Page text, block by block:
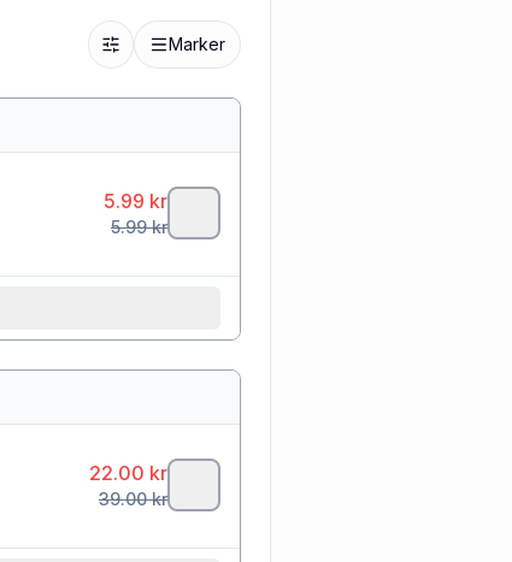
Marker
5.99 kr
5.99kr
22.00 kr
39.00kr